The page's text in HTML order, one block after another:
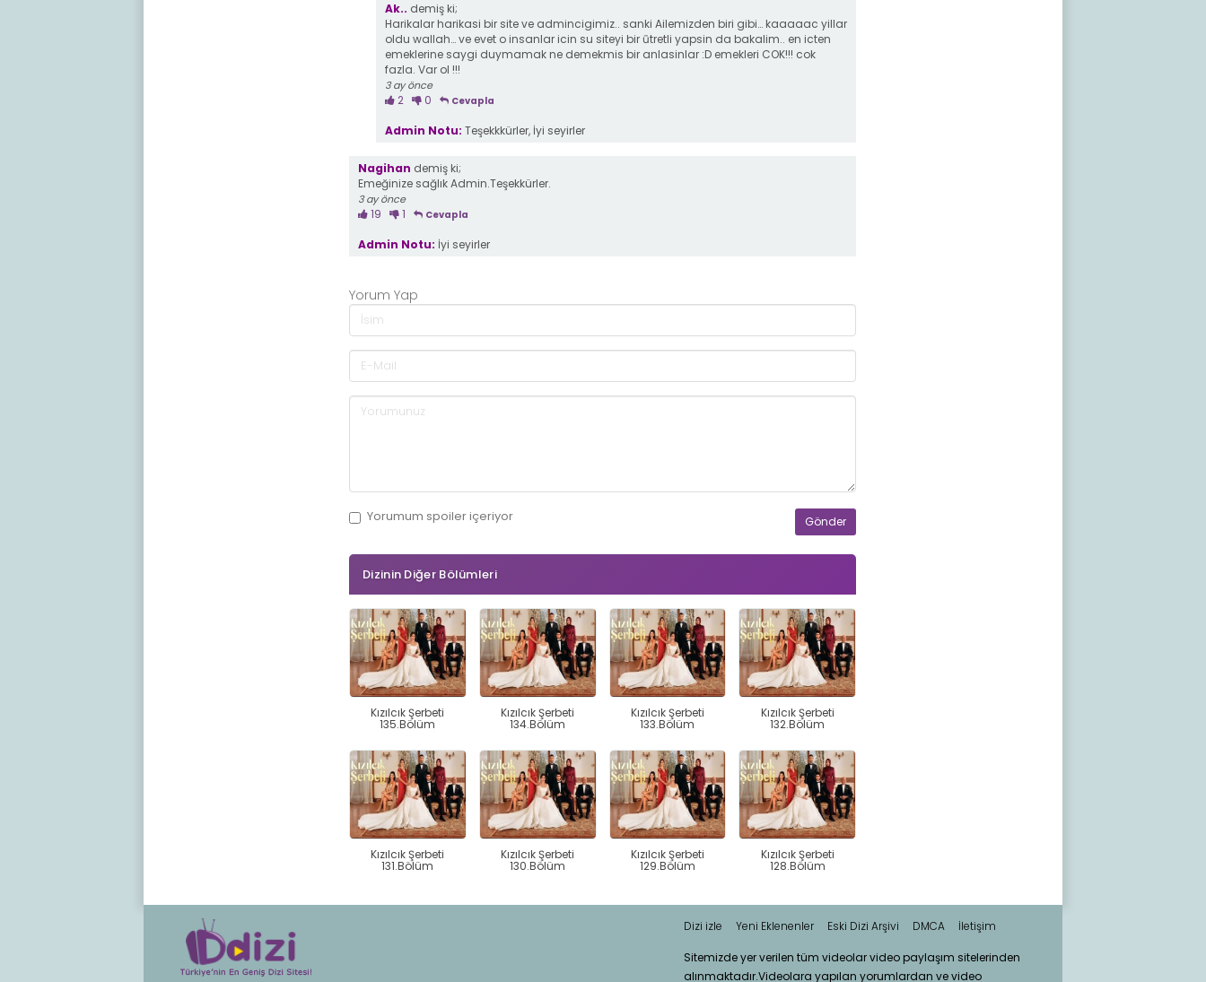
Ak.. demiş ki;
Harikalar harikasi bir site ve admincigimiz.. sanki Ailemizden biri gibi… kaaaaac yillar
oldu wallah… ve evet o insanlar icin su siteyi bir ūtretli yapsin da bakalim.. en icten
emeklerine saygi duymamak ne demekmis bir anlasinlar :D emekleri COK!!! cok
fazla. Var ol !!!
3 ay önce
2 0 Cevapla
Admin Notu: Teşekkkürler, İyi seyirler
Nagihan demiş ki;
Emeğinize sağlık Admin.Teşekkürler.
3 ay önce
19 1 Cevapla
Admin Notu: İyi seyirler
Yorum Yap
Yorumum spoileriçeriyor
Dizinin Diğer Bölümleri
Kızılcık Şerbeti
135.Bölüm
Kızılcık Şerbeti
134.Bölüm
Kızılcık Şerbeti
133.Bölüm
Kızılcık Şerbeti
132.Bölüm
Kızılcık Şerbeti
131.Bölüm
Kızılcık Şerbeti
130.Bölüm
Kızılcık Şerbeti
129.Bölüm
Kızılcık Şerbeti
128.Bölüm
Dizi izle Yeni Eklenenler Eski Dizi Arşivi DMCA İletişim
Sitemizde yer verilen tüm videolar video paylaşım sitelerinden
alınmaktadır.Videolara yapılan yorumlardan ve video